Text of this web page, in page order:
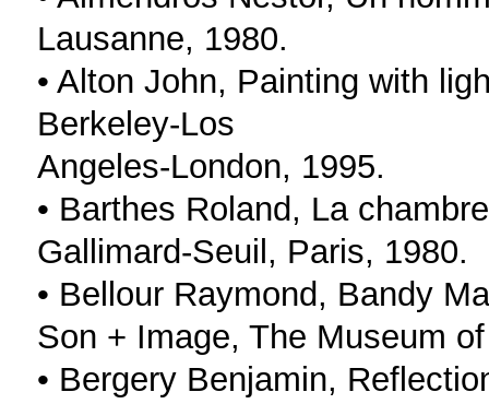
Lausanne, 1980.
• Alton John, Painting with
Berkeley-Los
Angeles-London, 1995.
• Barthes Roland, La
Gallimard-Seuil, Paris, 1980.
• Bellour Raymond, Bandy
Son + Image, The Museum
• Bergery Benjamin,